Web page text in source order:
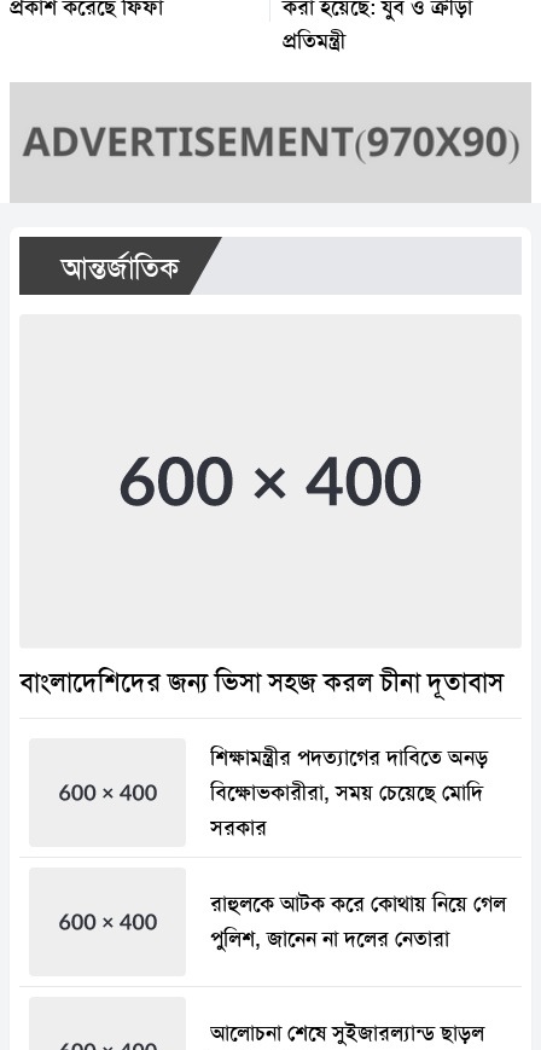
প্রকাশ করেছে ফিফা
করা হয়েছে: যুব ও ক্রীড়া
প্রতিমন্ত্রী
আন্তর্জাতিক
বাংলাদেশিদের জন্য ভিসা সহজ করল চীনা দূতাবাস
শিক্ষামন্ত্রীর পদত্যাগের দাবিতে অনড়
বিক্ষোভকারীরা, সময় চেয়েছে মোদি
সরকার
রাহুলকে আটক করে কোথায় নিয়ে গেল
পুলিশ, জানেন না দলের নেতারা
আলোচনা শেষে সুইজারল্যান্ড ছাড়ল